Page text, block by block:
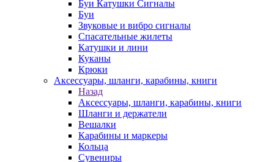
Буи Катушки Сигналы
Буи
Звуковые и вибро сигналы
Спасательные жилеты
Катушки и лини
Куканы
Крюки
Аксессуары, шланги, карабины, книги
Назад
Аксессуары, шланги, карабины, книги
Шланги и держатели
Вешалки
Карабины и маркеры
Кольца
Сувениры